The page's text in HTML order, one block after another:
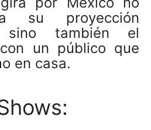
su proyección
sino también el
un público que
en casa.